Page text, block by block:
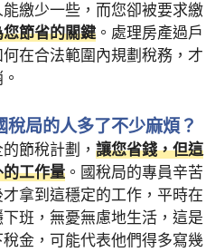
繳少一些，而您卻被要求繳
節省的關鍵 。處理房產過戶
在合法範圍內規劃稅務，才
局的人多了不少麻煩？
節稅計劃， 讓您省錢，但這
工作量 。國稅局的專員辛苦
拿到這穩定的工作，平時在
班，無憂無慮地生活，這是
金，可能代表他們得多寫幾